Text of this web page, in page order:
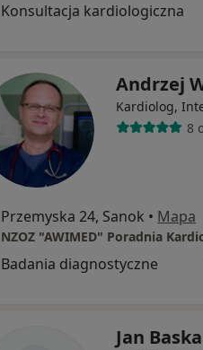
Konsultacja kardiologiczna
Andrzej
Kardiolog,
8
Przemyska 24, Sanok • Mapa
NZOZ "AWIMED" Poradnia
Badania diagnostyczne
Jan Baska